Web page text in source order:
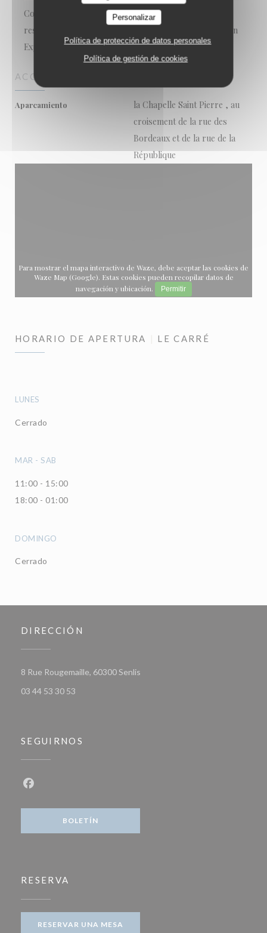
Personalizar
Política de protección de datos personales
Política de gestión de cookies
Contactless Payment, Eurocard/Mastercard, Tickets
restaurante, Efectivo, Visa, Vouchers de Viaje, American
Express, Tarjeta de Crédito
ACCESO
Aparcamiento
la Chapelle Saint Pierre , au
croisement de la rue des
Bordeaux et de la rue de la
République
Para mostrar el mapa interactivo de Waze, debe aceptar las cookies de
Waze Map (Google). Estas cookies pueden recopilar datos de
navegación y ubicación.
Permitir
HORARIO DE APERTURA LE CARRÉ
LUNES
Cerrado
MAR - SAB
11:00 - 15:00
18:00 - 01:00
DOMINGO
Cerrado
DIRECCIÓN
8 Rue Rougemaille, 60300 Senlis
03 44 53 30 53
SEGUIRNOS
BOLETÍN
RESERVA
RESERVAR UNA MESA